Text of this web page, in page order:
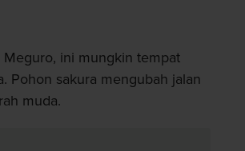
ini mungkin tempat
Pohon sakura mengubah jalan
muda.